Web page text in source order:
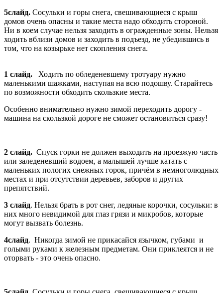
5слайд. Сосульки и горы снега, свешивающиеся с крыш
домов очень опасны и такие места надо обходить стороной.
Ни в коем случае нельзя заходить в огражденные зоны. Нельзя
ходить вблизи домов и заходить в подъезд, не убедившись в
том, что на козырьке нет скопления снега.
1 слайд. Ходить по обледеневшему тротуару нужно
маленькими шажками, наступая на всю подошву. Старайтесь
по возможности обходить скользкие места.
Особенно внимательно нужно зимой переходить дорогу -
машина на скользкой дороге не сможет остановиться сразу!
2 слайд. Спуск горки не должен выходить на проезжую часть
или заледеневший водоем, а малышей лучше катать с
маленьких пологих снежных горок, причём в немноголюдных
местах и при отсутствии деревьев, заборов и других
препятствий.
3 слайд. Нельзя брать в рот снег, ледяные корочки, сосульки: в
них много невидимой для глаз грязи и микробов, которые
могут вызвать болезнь.
4слайд. Никогда зимой не прикасайся язычком, губами и
голыми руками к железным предметам. Они приклеятся и не
оторвать - это очень опасно.